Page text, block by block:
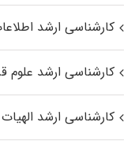
کارشناسی ارشد
کارشناسی ارشد علوم
کارشناسی ارشد